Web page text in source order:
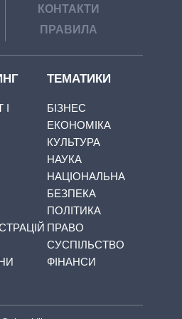
КОНТАКТИ
ПРАВИЛА
І
ТЕМАТИКИ
БІЗНЕС
ЕКОНОМІКА
КУЛЬТУРА
НАУКА
НАЦІОНАЛЬНА
БЕЗПЕКА
ПОЛІТИКА
ПРАВО
СУСПІЛЬСТВО
ФІНАНСИ